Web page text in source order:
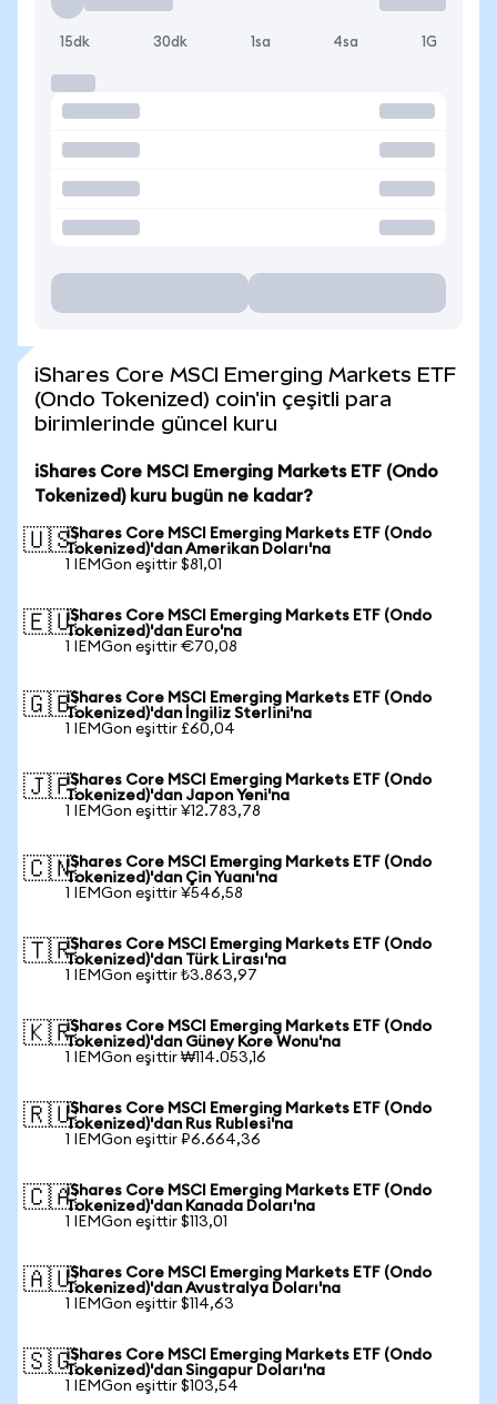
15dk 30dk 1sa 4sa 1G
iShares Core MSCI Emerging Markets ETF
(Ondo Tokenized) coin'in çeşitli para
birimlerinde güncel kuru
iShares Core MSCI Emerging Markets ETF (Ondo
Tokenized) kuru bugün ne kadar?
🇺🇸iShares Core MSCI Emerging Markets ETF (Ondo
Tokenized)'dan Amerikan Doları'na
1 IEMGon eşittir $81,01
🇪🇺iShares Core MSCI Emerging Markets ETF (Ondo
Tokenized)'dan Euro'na
1 IEMGon eşittir €70,08
🇬🇧iShares Core MSCI Emerging Markets ETF (Ondo
Tokenized)'dan İngiliz Sterlini'na
1 IEMGon eşittir £60,04
🇯🇵iShares Core MSCI Emerging Markets ETF (Ondo
Tokenized)'dan Japon Yeni'na
1 IEMGon eşittir ¥12.783,78
🇨🇳iShares Core MSCI Emerging Markets ETF (Ondo
Tokenized)'dan Çin Yuanı'na
1 IEMGon eşittir ¥546,58
🇹🇷iShares Core MSCI Emerging Markets ETF (Ondo
Tokenized)'dan Türk Lirası'na
1 IEMGon eşittir ₺3.863,97
🇰🇷iShares Core MSCI Emerging Markets ETF (Ondo
Tokenized)'dan Güney Kore Wonu'na
1 IEMGon eşittir ₩114.053,16
🇷🇺iShares Core MSCI Emerging Markets ETF (Ondo
Tokenized)'dan Rus Rublesi'na
1 IEMGon eşittir ₽6.664,36
🇨🇦iShares Core MSCI Emerging Markets ETF (Ondo
Tokenized)'dan Kanada Doları'na
1 IEMGon eşittir $113,01
🇦🇺iShares Core MSCI Emerging Markets ETF (Ondo
Tokenized)'dan Avustralya Doları'na
1 IEMGon eşittir $114,63
🇸🇬iShares Core MSCI Emerging Markets ETF (Ondo
Tokenized)'dan Singapur Doları'na
1 IEMGon eşittir $103,54